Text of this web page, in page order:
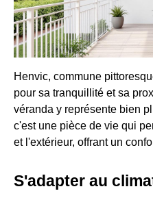
Henvic, commune
pour sa tranquillité et sa
véranda y représente bien
c'est une pièce de vie qui
et l'extérieur, offrant un
S'adapter au